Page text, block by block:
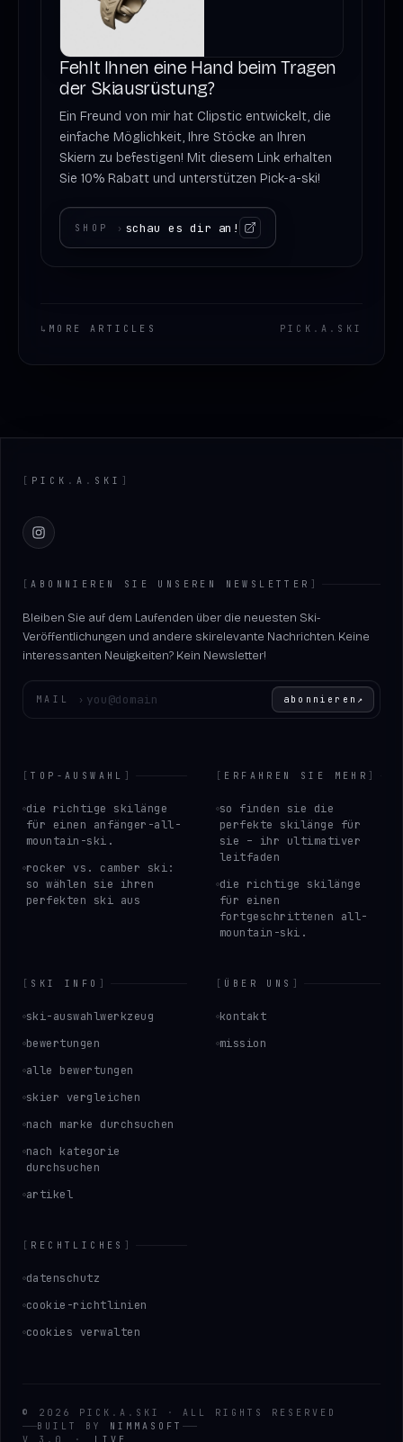
Fehlt Ihnen eine Hand beim Tragen
der Skiausrüstung?
Ein Freund von mir hat Clipstic entwickelt, die
einfache Möglichkeit, Ihre Stöcke an Ihren
Skiern zu befestigen! Mit diesem Link erhalten
Sie 10% Rabatt und unterstützen Pick-a-ski!
SHOP › schau es dir an!
↳ MORE ARTICLES PICK . A . SKI
[ PICK . A . SKI ]
Instagram
[ABONNIEREN SIE UNSEREN NEWSLETTER ]
Bleiben Sie auf dem Laufenden über die neuesten Ski-
Veröffentlichungen und andere skirelevante Nachrichten. Keine
interessanten Neuigkeiten? Kein Newsletter!
MAIL › abonnieren ↗
[TOP-AUSWAHL ]
die richtige skilänge
für einen anfänger-all-
mountain-ski.
rocker vs. camber ski:
so wählen sie ihren
perfekten ski aus
[ ERFAHREN SIE MEHR ]
so finden sie die
perfekte skilänge für
sie – ihr ultimativer
leitfaden
die richtige skilänge
für einen
fortgeschrittenen all-
mountain-ski.
[ SKI INFO ]
ski-auswahlwerkzeug
bewertungen
alle bewertungen
skier vergleichen
nach marke durchsuchen
nach kategorie
durchsuchen
artikel
[ ÜBER UNS ]
kontakt
mission
[ RECHTLICHES ]
datenschutz
cookie-richtlinien
cookies verwalten
© 2026 PICK . A . SKI ·
ALL RIGHTS RESERVED
BUILT BY
NIMMASOFT